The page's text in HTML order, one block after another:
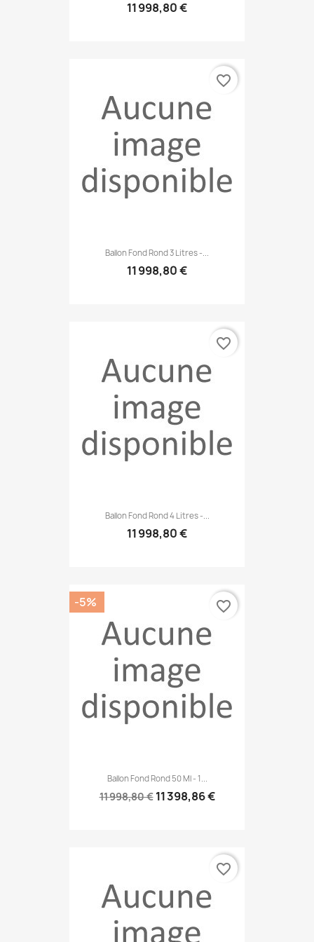
11 998,80 €
Ballon Fond Rond 3 Litres -...
11 998,80 €
favorite_border
Ballon Fond Rond 4 Litres -...
11 998,80 €
favorite_border
Ballon Fond Rond 50 Ml - 1...
11 998,80 € 11 398,86 €
-5% favorite_border
favorite_border